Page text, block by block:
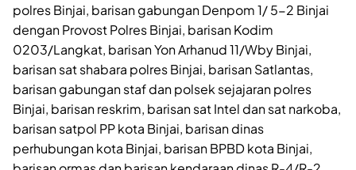
polres Binjai, barisan gabungan Denpom 1/ 5-2 Binjai
dengan Provost Polres Binjai, barisan Kodim
0203/Langkat, barisan Yon Arhanud 11/Wby Binjai,
barisan sat shabara polres Binjai, barisan Satlantas,
barisan gabungan staf dan polsek sejajaran polres
Binjai, barisan reskrim, barisan sat Intel dan sat narkoba,
barisan satpol PP kota Binjai, barisan dinas
perhubungan kota Binjai, barisan BPBD kota Binjai,